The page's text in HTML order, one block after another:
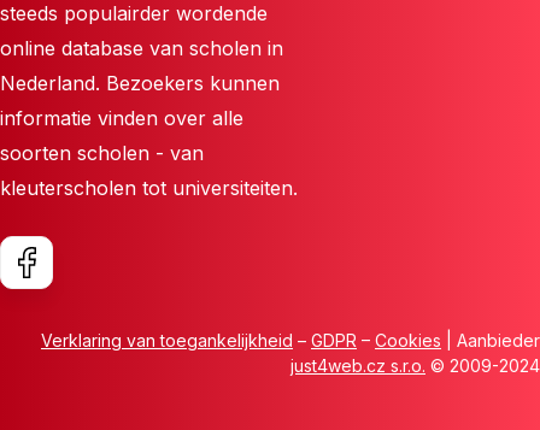
steeds populairder wordende
online database van scholen in
Nederland. Bezoekers kunnen
informatie vinden over alle
soorten scholen - van
kleuterscholen tot universiteiten.
Verklaring van toegankelijkheid – GDPR – Cookies | Aanbieder
just4web.cz s.r.o. © 2009-2024